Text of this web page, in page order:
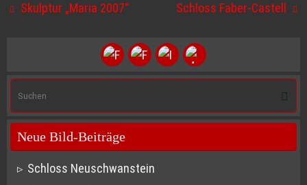
Skulptur „Maria 2007“ Schloss Faber-Castell
Neue Bild-Beiträge
Schloss Neuschwanstein